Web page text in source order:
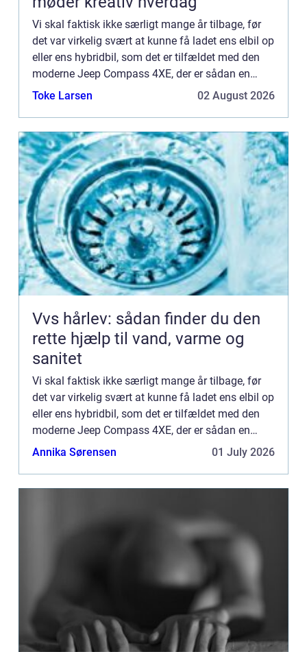
Vi skal faktisk ikke særligt mange år tilbage, før
det var virkelig svært at kunne få ladet ens elbil op
eller ens hybridbil, som det er tilfældet med den
moderne Jeep Compass 4XE, der er sådan en
type. Det var en sjældenhed at se en ladestation
Toke Larsen 02 August 2026
Vvs hårlev: sådan finder du den
rette hjælp til vand, varme og
sanitet
Vi skal faktisk ikke særligt mange år tilbage, før
det var virkelig svært at kunne få ladet ens elbil op
eller ens hybridbil, som det er tilfældet med den
moderne Jeep Compass 4XE, der er sådan en
type. Det var en sjældenhed at se en ladestation
Annika Sørensen 01 July 2026